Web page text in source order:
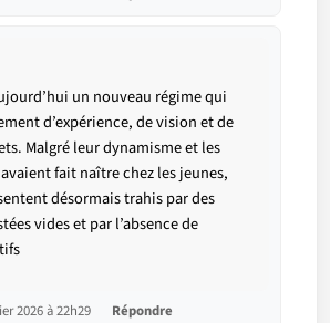
un nouveau régime qui
d’expérience, de vision et de
Malgré leur dynamisme et les
fait naître chez les jeunes,
désormais trahis par des
vides et par l’absence de
2026 à 22h29 Répondre